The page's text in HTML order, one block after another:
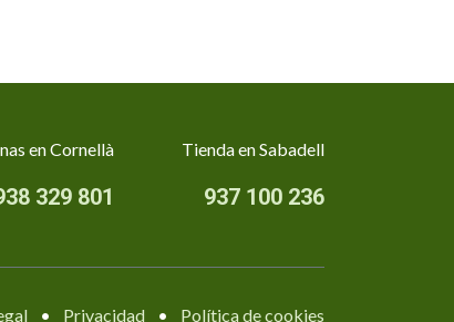
en Cornellà
329 801
Tienda en Sabadell
937 100 236
• Privacidad • Política de cookies